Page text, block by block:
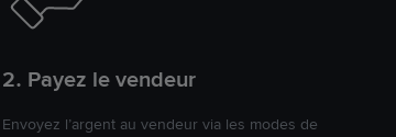
2. Payez le vendeur
Envoyez l’argent au vendeur via les modes de